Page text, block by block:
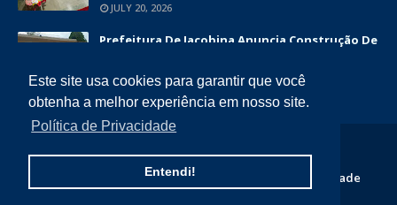
Este site usa cookies para garantir que você
obtenha a melhor experiência em nosso site.
Política de Privacidade
Entendi!
JULY 20, 2026
Prefeitura De Jacobina Anuncia Construção De
Superior A R$ 1,7 Milhão
JUNE 12, 2026
Quem Somos Contato
Politica de Privacidade